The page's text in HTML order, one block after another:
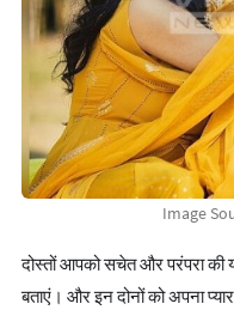
Image
दोस्तों आपको सचेत और परंपरा
बताएं। और इन दोनों को अपना